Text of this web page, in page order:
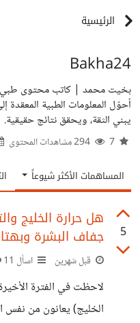
الرئيسية
Bakha24
أحوّل المعلومات الطبية
يبني الثقة، ويحقق نتائج حقيقية.
المساهمات الأكثر شيوعاً
5
هل حرارة الخليج
جفاف البشرة
قبل شهرين اسأل I/O 11 تعليق
لاحظت في الفترة
الخليج) يعانون من نفس